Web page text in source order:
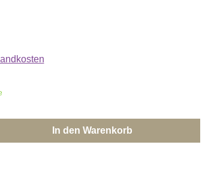
den gewünschten Wert ein
In den Warenkorb